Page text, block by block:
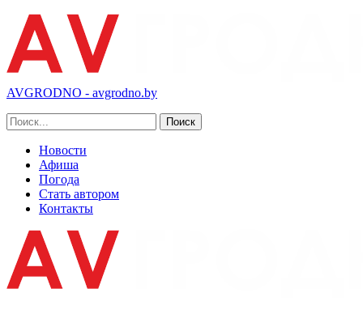
AVGRODNO - avgrodno.by
Новости
Афиша
Погода
Стать автором
Контакты